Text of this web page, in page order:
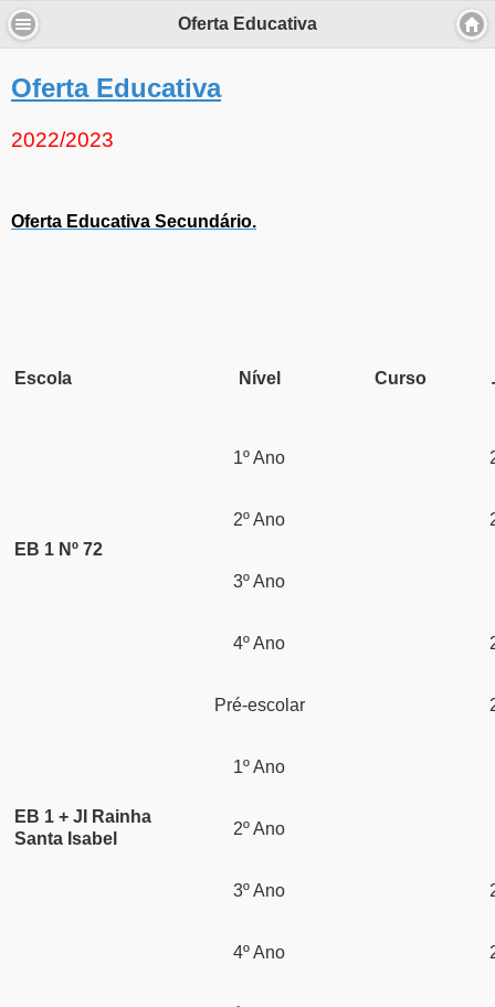
Oferta Educativa
Oferta Educativa
2022/2023
Oferta Educativa Secundário.
Escola Nível Curso
EB 1 Nº 72
1º Ano
2º Ano
3º Ano
4º Ano
EB 1 + JI Rainha
Santa Isabel
Pré-escolar
1º Ano
2º Ano
3º Ano
4º Ano